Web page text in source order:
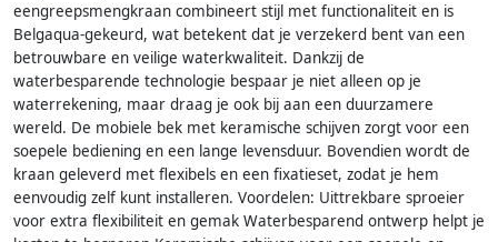
eengreepsmengkraan combineert stijl met functionaliteit en is
Belgaqua-gekeurd, wat betekent dat je verzekerd bent van een
betrouwbare en veilige waterkwaliteit. Dankzij de
waterbesparende technologie bespaar je niet alleen op je
waterrekening, maar draag je ook bij aan een duurzamere
wereld. De mobiele bek met keramische schijven zorgt voor een
soepele bediening en een lange levensduur. Bovendien wordt de
kraan geleverd met flexibels en een fixatieset, zodat je hem
eenvoudig zelf kunt installeren. Voordelen: Uittrekbare sproeier
voor extra flexibiliteit en gemak Waterbesparend ontwerp helpt je